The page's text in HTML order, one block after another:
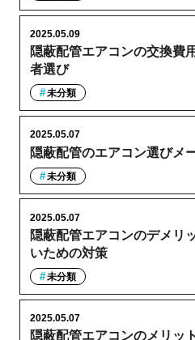
隠蔽配管エアコンの交換費
者選び
2025.05.09
未分類
隠蔽配管のエアコン選びメ
2025.05.07
未分類
隠蔽配管エアコンのデメリ
いための対策
2025.05.07
未分類
隠蔽配管エアコンのメリッ
2025.05.07